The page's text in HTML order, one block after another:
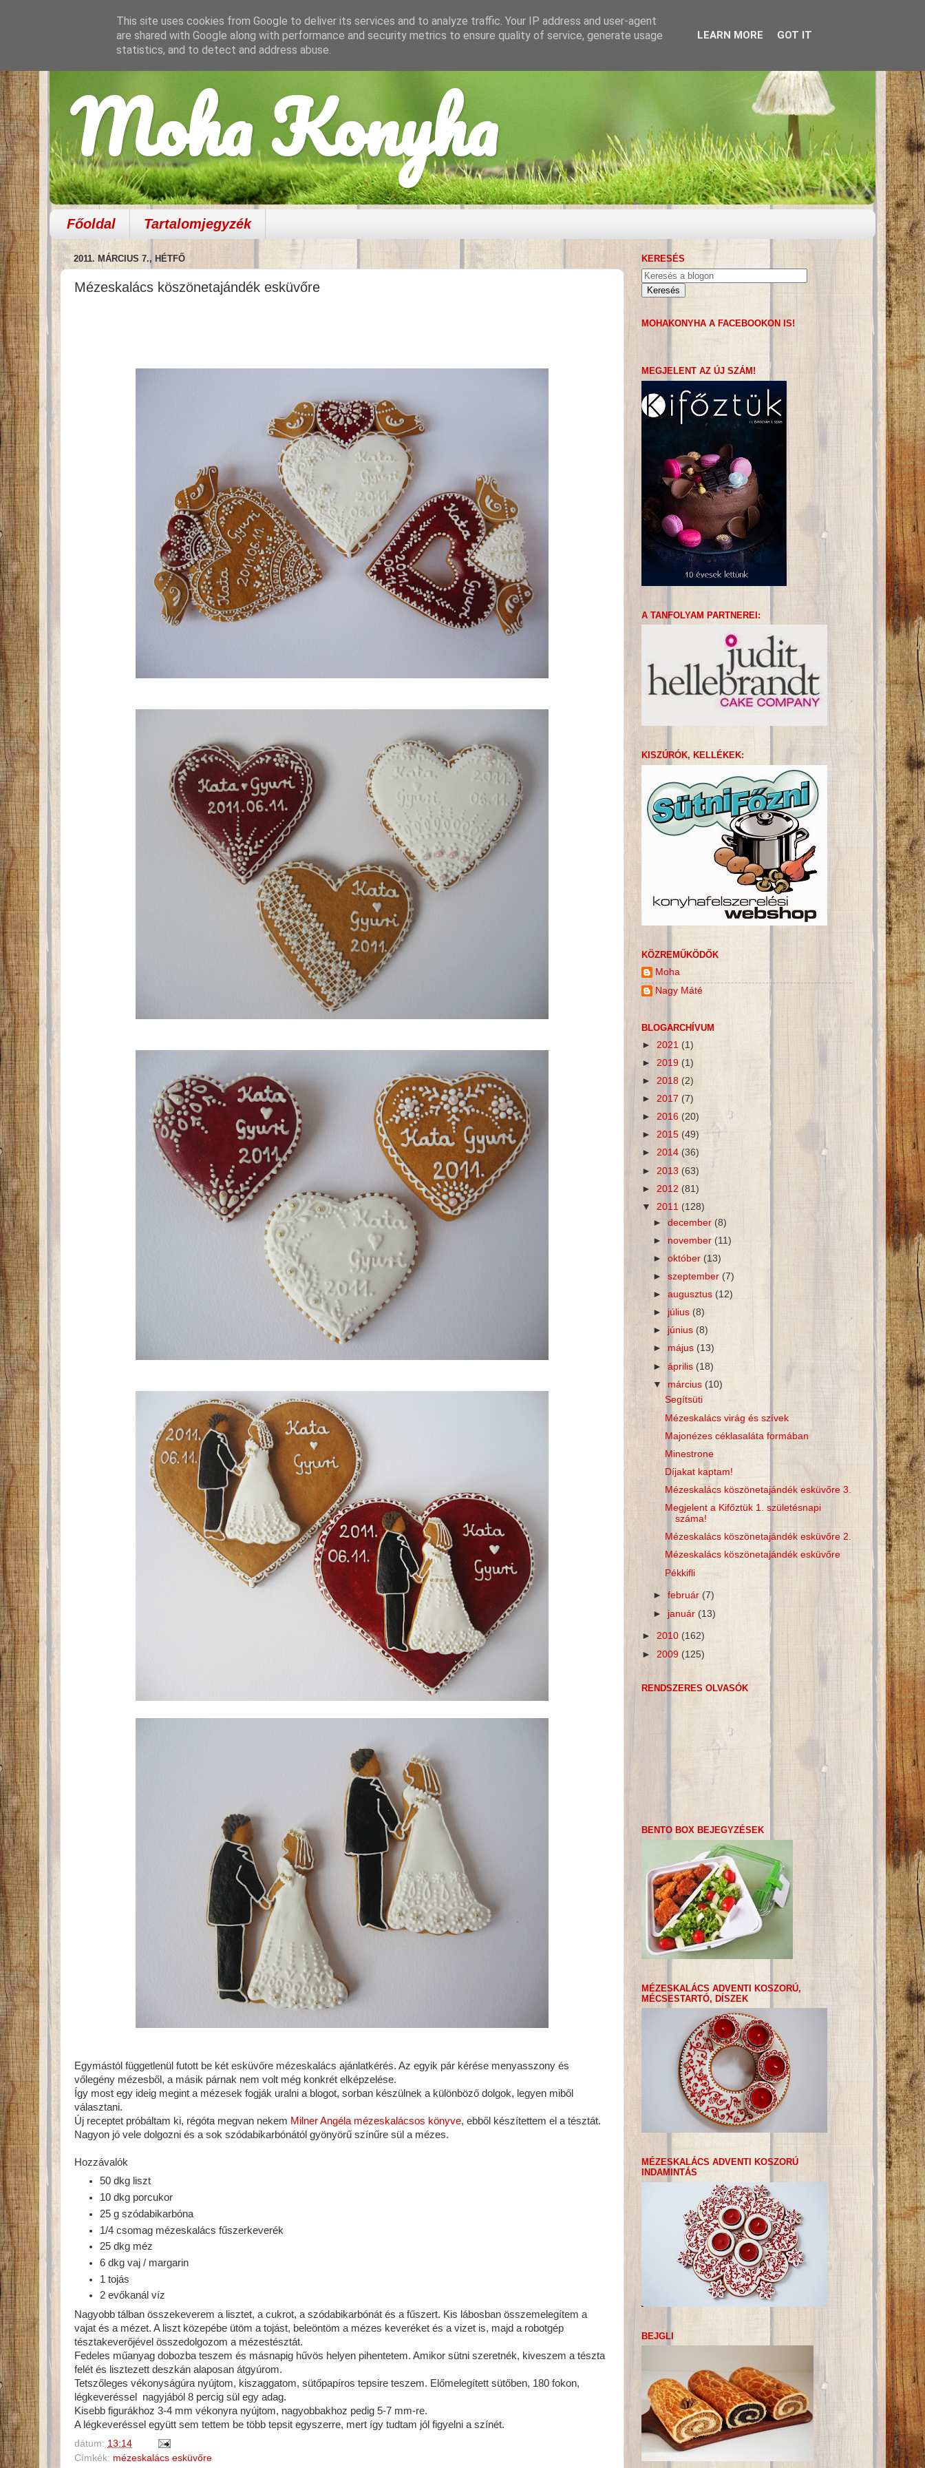
Moha Konyha
Főoldal Tartalomjegyzék
2011. MÁRCIUS 7., HÉTFŐ
Mézeskalács köszönetajándék esküvőre
Egymástól függetlenül futott be két esküvőre mézeskalács ajánlatkérés. Az egyik pár kérése menyasszony és
vőlegény mézesből, a másik párnak nem volt még konkrét elképzelése.
Így most egy ideig megint a mézesek fogják uralni a blogot, sorban készülnek a különböző dolgok, legyen miből
választani.
Új receptet próbáltam ki, régóta megvan nekem Milner Angéla mézeskalácsos könyve, ebből készítettem el a tésztát.
Nagyon jó vele dolgozni és a sok szódabikarbónától gyönyörű színűre sül a mézes.
Hozzávalók
50 dkg liszt
10 dkg porcukor
25 g szódabikarbóna
1/4 csomag mézeskalács fűszerkeverék
25 dkg méz
6 dkg vaj / margarin
1 tojás
2 evőkanál víz
Nagyobb tálban összekeverem a lisztet, a cukrot, a szódabikarbónát és a fűszert. Kis lábosban összemelegítem a
vajat és a mézet. A liszt közepébe ütöm a tojást, beleöntöm a mézes keveréket és a vizet is, majd a robotgép
tésztakeverőjével összedolgozom a mézestésztát.
Fedeles műanyag dobozba teszem és másnapig hűvös helyen pihentetem. Amikor sütni szeretnék, kiveszem a tészta
felét és lisztezett deszkán alaposan átgyúrom.
Tetszőleges vékonyságúra nyújtom, kiszaggatom, sütőpapíros tepsire teszem. Előmelegített sütőben, 180 fokon,
légkeveréssel nagyjából 8 percig sül egy adag.
Kisebb figurákhoz 3-4 mm vékonyra nyújtom, nagyobbakhoz pedig 5-7 mm-re.
A légkeveréssel együtt sem tettem be több tepsit egyszerre, mert így tudtam jól figyelni a színét.
dátum: 13:14
Címkék: mézeskalács esküvőre
KERESÉS
MOHAKONYHA A FACEBOOKON IS!
MEGJELENT AZ ÚJ SZÁM!
A TANFOLYAM PARTNEREI:
KISZÚRÓK, KELLÉKEK:
KÖZREMŰKÖDŐK
Moha
Nagy Máté
BLOGARCHÍVUM
► 2021 (1)
► 2019 (1)
► 2018 (2)
► 2017 (7)
► 2016 (20)
► 2015 (49)
► 2014 (36)
► 2013 (63)
► 2012 (81)
▼ 2011 (128)
►december (8)
► november(11)
►október (13)
►szeptember (7)
►augusztus (12)
► július(8)
► június (8)
► május (13)
►április (18)
▼ március (10)
Segítsüti
Mézeskalács virág és szívek
Majonézes céklasaláta formában
Minestrone
Díjakat kaptam!
Mézeskalács köszönetajándék esküvőre 3.
Megjelent a Kifőztük 1. születésnapi
száma!
Mézeskalács köszönetajándék esküvőre 2.
Mézeskalács köszönetajándék esküvőre
Pékkifli
►február (7)
► január (13)
► 2010 (162)
► 2009 (125)
RENDSZERES OLVASÓK
BENTO BOX BEJEGYZÉSEK
MÉZESKALÁCS ADVENTI KOSZORÚ,
MÉCSESTARTÓ, DÍSZEK
MÉZESKALÁCS ADVENTI KOSZORÚ
INDAMINTÁS
BEJGLI
This site uses cookies from Google to deliver its services and to analyze traffic. Your IP address and user-agent
are shared with Google along with performance and security metrics to ensure quality of service, generate usage
statistics, and to detect and address abuse.
LEARN MORE GOT IT